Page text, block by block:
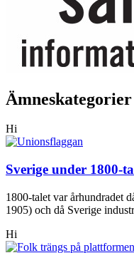
Ämneskategorier
Hi
Sverige under 1800-
1800-talet var århundradet
1905) och då Sverige
Hi